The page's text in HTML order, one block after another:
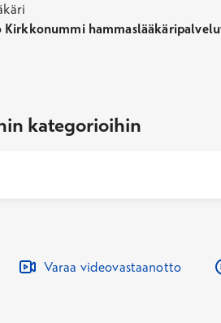
Kirkkonummi
kategorioihin
Varaa videovastaanotto